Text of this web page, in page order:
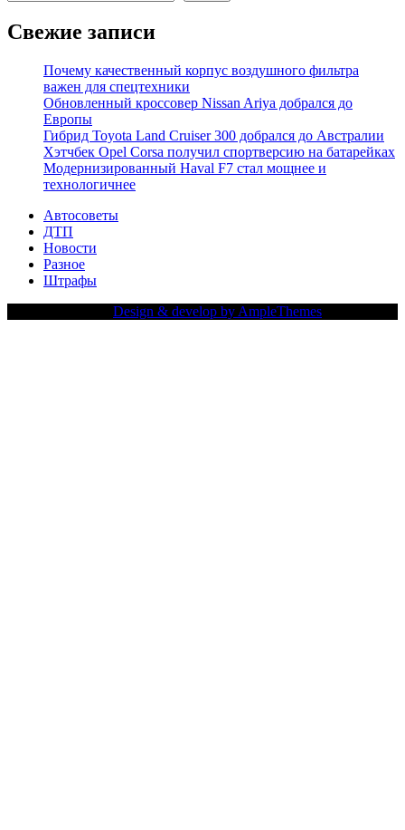
Свежие записи
Почему качественный корпус воздушного фильтра
важен для спецтехники
Обновленный кроссовер Nissan Ariya добрался до
Европы
Гибрид Toyota Land Cruiser 300 добрался до Австралии
Хэтчбек Opel Corsa получил спортверсию на батарейках
Модернизированный Haval F7 стал мощнее и
технологичнее
Автосоветы
ДТП
Новости
Разное
Штрафы
Design & develop by AmpleThemes